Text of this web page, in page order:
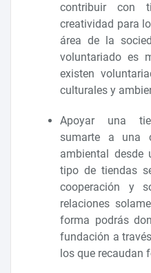
contribuir con
creatividad para
área de la
voluntariado es
existen
culturales y
Apoyar una
sumarte a una
ambiental desde
tipo de tiendas
cooperación y
relaciones
forma podrás
fundación a
los que recaudan